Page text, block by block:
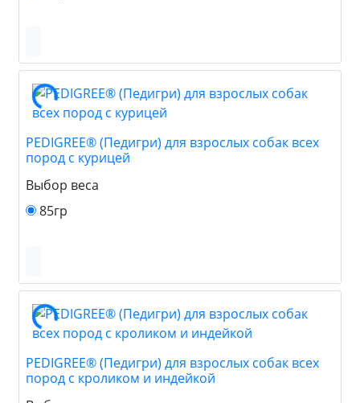
PEDIGREE® (Педигри) для взрослых собак всех
пород с курицей
Выбор веса
85гр
PEDIGREE® (Педигри) для взрослых собак всех
пород с кроликом и индейкой